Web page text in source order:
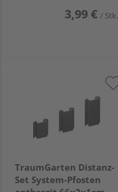
3,99 € / Stk.
TraumGarten Distanz-
Set System-Pfosten